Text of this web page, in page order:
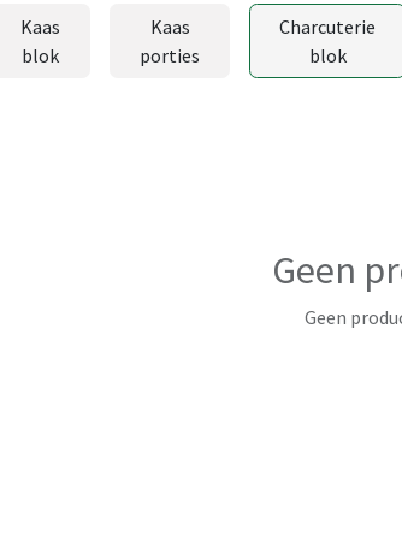
Kaas
blok
Kaas
porties
Charcuterie
blok
Geen
Geen